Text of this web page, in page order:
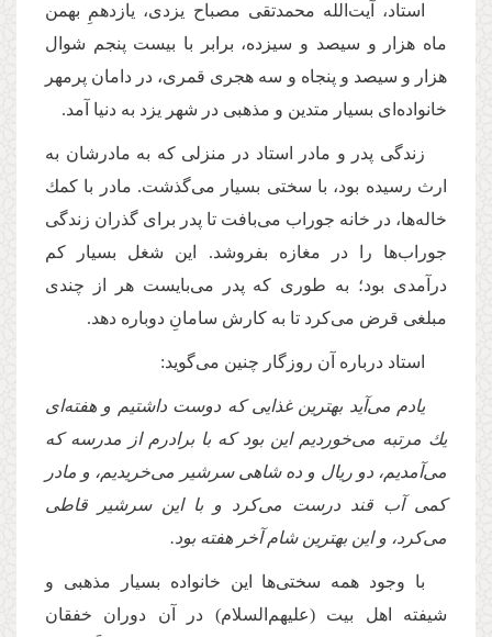
استاد، آیت‌الله محمدتقى مصباح یزدى، یازدهمِ بهمن
ماه هزار و سیصد و سیزده، برابر با بیست پنجم شوال
هزار و سیصد و پنجاه و سه هجرى قمرى، در دامان پرمهر
خانواده‌اى بسیار متدین و مذهبى در شهر یزد به دنیا آمد.
زندگى پدر و مادر استاد در منزلی که به مادرشان به
ارث رسیده بود، با سختى بسیار مى‌گذشت. مادر با كمك
خاله‌ها، در خانه جوراب مى‌بافت تا پدر براى گذران زندگى
جوراب‌ها را در مغازه بفروشد. این شغل بسیار كم
درآمدى بود؛ به طورى كه پدر مى‌بایست هر از چندى
مبلغى قرض مى‌كرد تا به كارش سامانِ دوباره دهد.
استاد درباره آن روزگار چنین مى‌گوید:
یادم مى‌آید بهترین غذایى كه دوست داشتیم و هفته‌اى
یك مرتبه مى‌خوردیم این بود كه با برادرم از مدرسه كه
مى‌آمدیم، دو ریال و ده شاهى سرشیر مى‌خریدیم، و مادر
كمى آب قند درست مى‌كرد و با این سرشیر قاطى
مى‌كرد، و این بهترین شام آخر هفته بود.
با وجود همه سختى‌ها این خانواده بسیار مذهبى و
شیفته اهل بیت (علیهم‌السلام) در آن دوران خفقان